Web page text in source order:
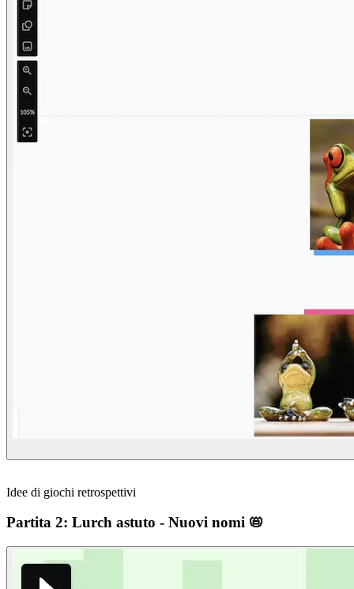
Idee di giochi retrospettivi
Partita 2: Lurch astuto - Nuovi nomi 📛